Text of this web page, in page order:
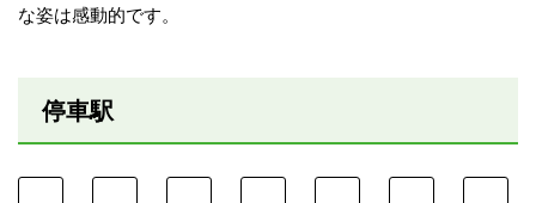
な姿は感動的です。
停車駅